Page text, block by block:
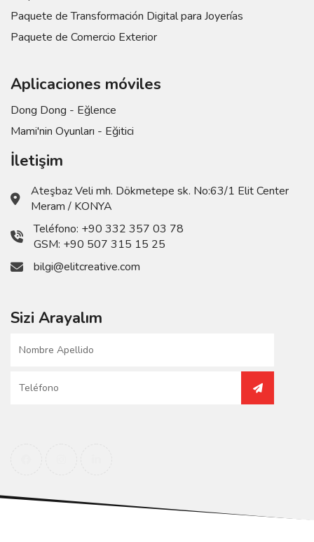
Paquete de Transformación Digital para Joyerías
Paquete de Comercio Exterior
Aplicaciones móviles
Dong Dong - Eğlence
Mami'nin Oyunları - Eğitici
İletişim
Ateşbaz Veli mh. Dökmetepe sk. No:63/1 Elit Center
Meram / KONYA
Teléfono: +90 332 357 03 78
GSM: +90 507 315 15 25
bilgi@elitcreative.com
Sizi Arayalım